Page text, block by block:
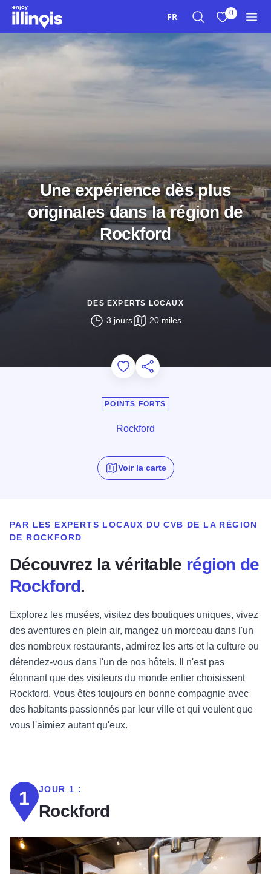
Aller au contenu principal
FR 0
Une expérience dès plus
originales dans la région de
Rockford
DES EXPERTS LOCAUX
3 jours 20 miles
Add to Favorites
Partager cette page
POINTS FORTS
Rockford
Voir la carte
PAR LES EXPERTS LOCAUX DU CVB DE LA RÉGION
DE ROCKFORD
Découvrez la véritable région de
Rockford.
Explorez les musées, visitez des boutiques uniques, vivez
des aventures en plein air, mangez un morceau dans l'un
des nombreux restaurants, admirez les arts et la culture ou
détendez-vous dans l'un de nos hôtels. Il n'est pas
étonnant que des visiteurs du monde entier choisissent
Rockford. Vous êtes toujours en bonne compagnie avec
des habitants passionnés par leur ville et qui veulent que
vous l'aimiez autant qu'eux.
1 JOUR 1 :
Rockford